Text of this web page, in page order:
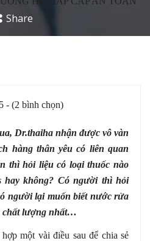
Share
- (2 bình chọn)
Dr.thaiha nhận được vô vàn
hàng thân yêu có liên quan
thì hỏi liệu có loại thuốc nào
hay không? Có người thì hỏi
người lại muốn biết nước rửa
chất lượng nhất…
một vài điều sau để chia sẻ